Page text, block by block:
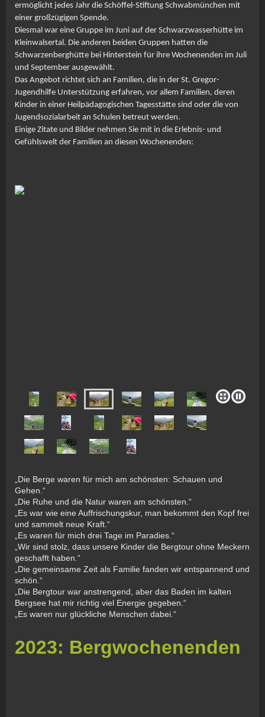
ermöglicht jedes Jahr die Schöffel-Stiftung Schwabmünchen mit
einer großzügigen Spende.
Diesmal war eine Gruppe im Juni auf der Schwarzwasserhütte im
Kleinwalsertal. Die anderen beiden Gruppen hatten die
Schwarzenberghütte bei Hinterstein für ihre Wochenenden im Juli
und September ausgewählt.
Das Angebot richtet sich an Familien, die in der St. Gregor-
Jugendhilfe Unterstützung erfahren, vor allem Familien, deren
Kinder in einer Heilpädagogischen Tagesstätte sind oder die von
Jugendsozialarbeit an Schulen betreut werden.
Einige Zitate und Bilder nehmen Sie mit in die Erlebnis- und
Gefühlswelt der Familien an diesen Wochenenden:
„Die Berge waren für mich am schönsten: Schauen und
Gehen.“
„Die Ruhe und die Natur waren am schönsten.“
„Es war wie eine Auffrischungskur, man bekommt den Kopf frei
und sammelt neue Kraft.“
„Es waren für mich drei Tage im Paradies.“
„Wir sind stolz, dass unsere Kinder die Bergtour ohne Meckern
geschafft haben.“
„Die gemeinsame Zeit als Familie fanden wir entspannend und
schön.“
„Die Bergtour war anstrengend, aber das Baden im kalten
Bergsee hat mir richtig viel Energie gegeben.“
„Es waren nur glückliche Menschen dabei.“
2023: Bergwochenenden